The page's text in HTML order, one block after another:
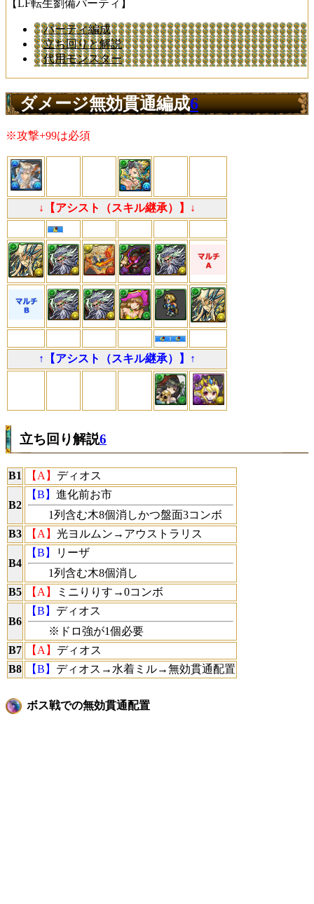
【LF転生劉備パーティ】
パーティ編成
立ち回りと解説
代用モンスター
ダメージ無効貫通編成6
※攻撃+99は必須
↓【アシスト（スキル継承）】↓
↑【アシスト（スキル継承）】↑
立ち回り解説6
B1 【A】 ディオス
B2
【B】 進化前お市
1列含む木8個消しかつ盤面3コンボ
B3
【A】 光ヨルムン→アウストラリス
B4
【B】
リーザ
1列含む木8個消し
B5
【A】 ミニりりす→0コンボ
B6
【B】 ディオス
※ドロ強が1個必要
B7
【A】 ディオス
B8
【B】 ディオス→水着ミル→無効貫通配置
ボス戦での無効貫通配置